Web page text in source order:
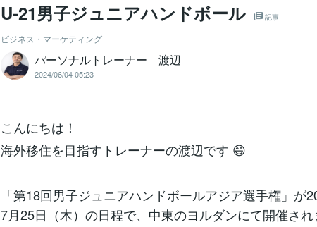
U-21男子ジュニアハンドボール 記事
ビジネス・マーケティング
パーソナルトレーナー 渡辺
2024/06/04 05:23
こんにちは！
海外移住を目指すトレーナーの渡辺です 😄
「第18回男子ジュニアハンドボールアジア選手権」が
7月25日（木）の日程で、中東のヨルダンにて開催され